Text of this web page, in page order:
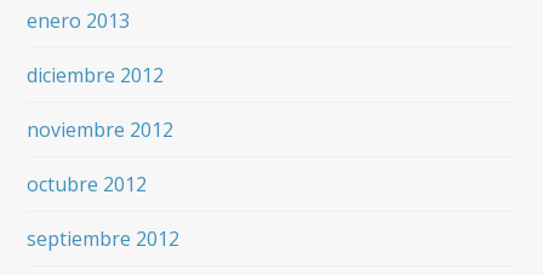
enero 2013
diciembre 2012
noviembre 2012
octubre 2012
septiembre 2012